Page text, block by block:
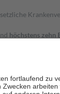
höchstens zehn
fallen